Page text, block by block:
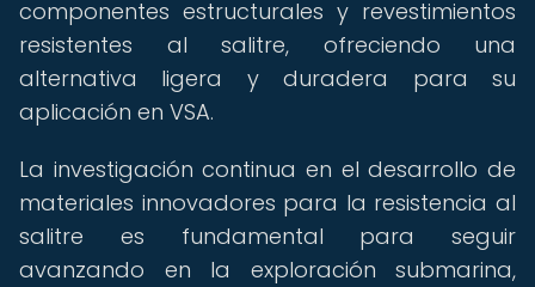
componentes estructurales y revestimientos
resistentes al salitre, ofreciendo una
alternativa ligera y duradera para su
aplicación en VSA.
La investigación continua en el desarrollo de
materiales innovadores para la resistencia al
salitre es fundamental para seguir
avanzando en la exploración submarina,